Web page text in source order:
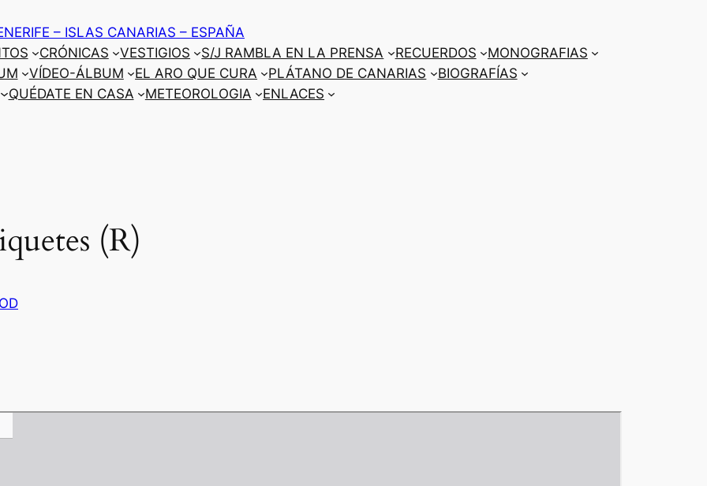
– ISLAS CANARIAS – ESPAÑA
CRÓNICAS VESTIGIOS S/J RAMBLA EN LA PRENSA RECUERDOS
MONOGRAFIAS
VÍDEO-ÁLBUM EL ARO QUE CURA PLÁTANO DE CANARIAS
BIOGRAFÍAS
QUÉDATE EN CASA METEOROLOGIA ENLACES
(R)